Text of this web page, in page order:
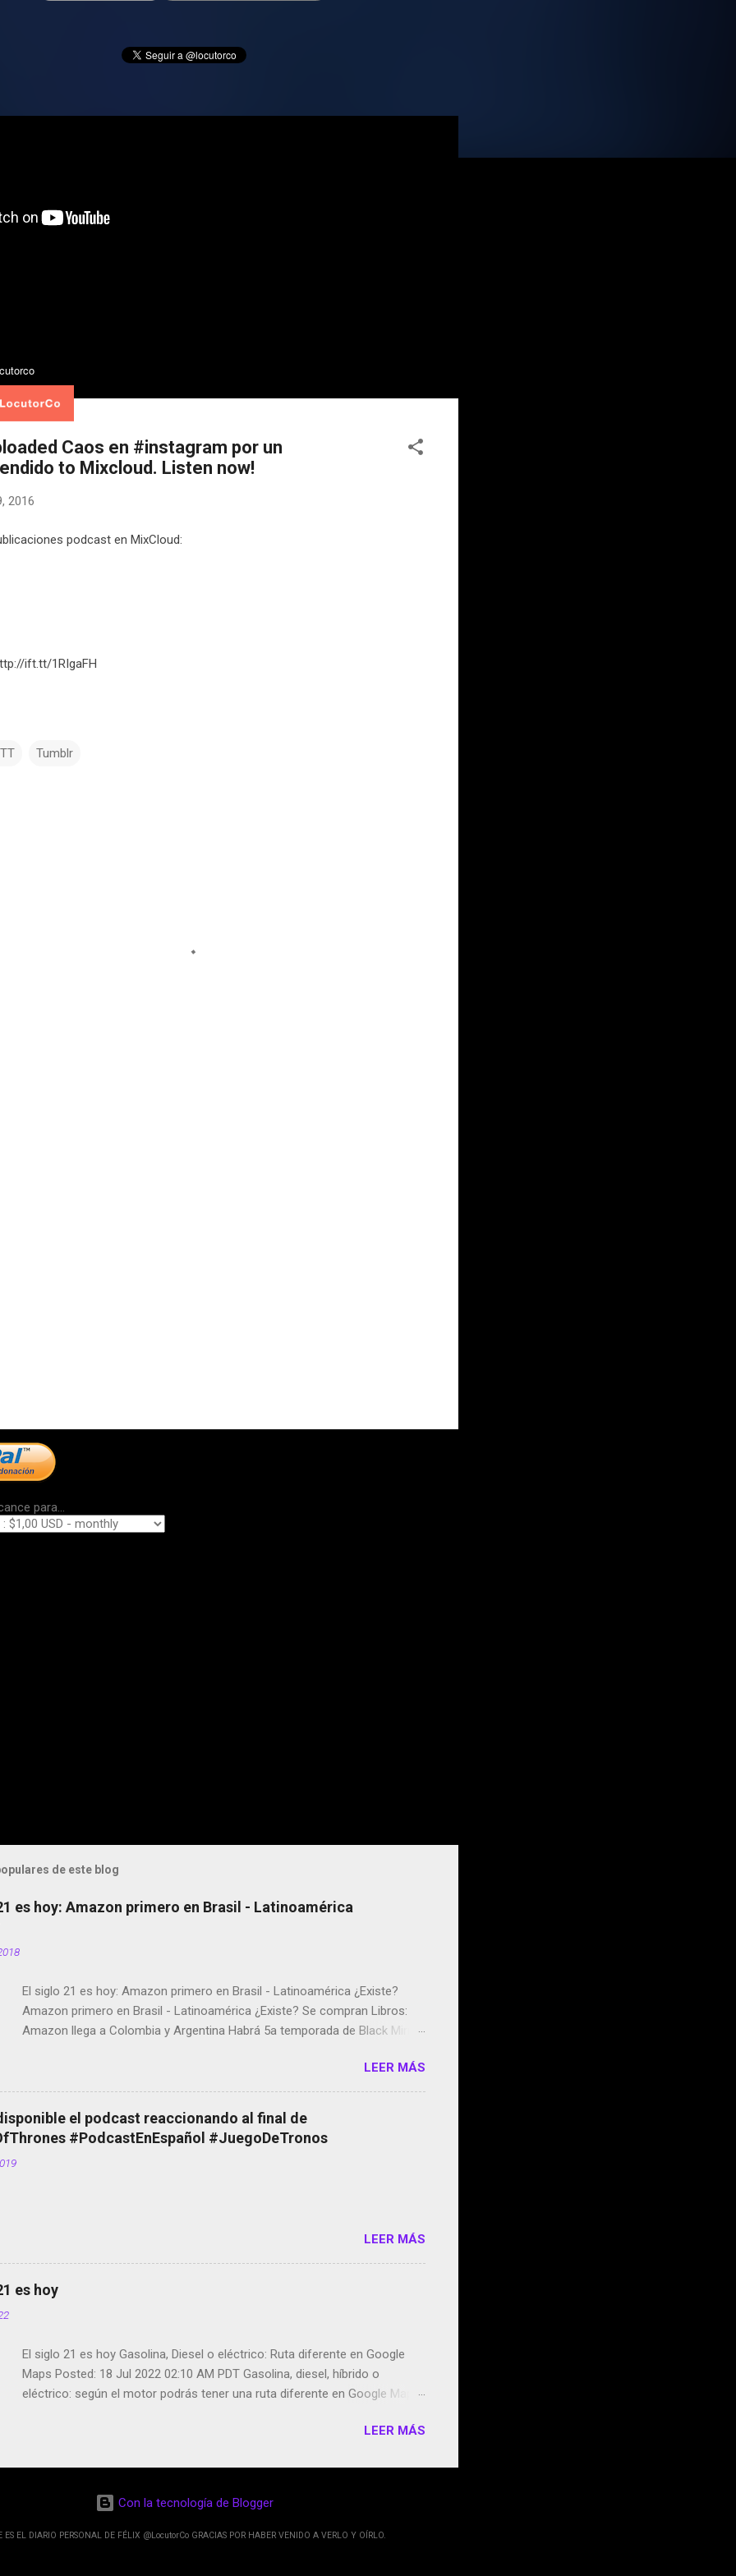
Caos en #instagram por un
to Mixcloud. Listen now!
2016
podcast en MixCloud:
ift.tt/1RIgaFH
Tumblr
para...
de este blog
es hoy: Amazon primero en Brasil - Latinoamérica
El siglo 21 es hoy: Amazon primero en Brasil - Latinoamérica ¿Existe?
Amazon primero en Brasil - Latinoamérica ¿Existe? Se compran Libros:
Amazon llega a Colombia y Argentina Habrá 5a temporada de Black Mirror
copyright en Instagram Música y vídeo selfies en la red social Riddley
Scott saca a Kevin Spacey de su película Francisco regaña a los que usan
el smartphone en sus misas La serie de la Tierra Media GoBee - StartUp
de bicicletas de alquiler Stop Motion en Instagram Vodafone: me siento
tumbado. Amazon Music: Chingo yo, chingas tu... http://amzn.to/2z1UkPK
LEER MÁS
el podcast reaccionando al final de
#PodcastEnEspañol #JuegoDeTronos
LEER MÁS
es hoy
El siglo 21 es hoy Gasolina, Diesel o eléctrico: Ruta diferente en Google
Maps Posted: 18 Jul 2022 02:10 AM PDT Gasolina, diesel, híbrido o
eléctrico: según el motor podrás tener una ruta diferente en Google Maps.
de esos sentidos es lo que hacen los desarrolladores de Alphabet, la
Google Maps con lo que informamos los usuarios reseñas del lugares
indicaciones p...
LEER MÁS
Con la tecnología de Blogger
ES EL DIARIO PERSONAL DE FÉLIX @LocutorCo GRACIAS POR HABER VENIDO A VERLO Y OÍRLO.